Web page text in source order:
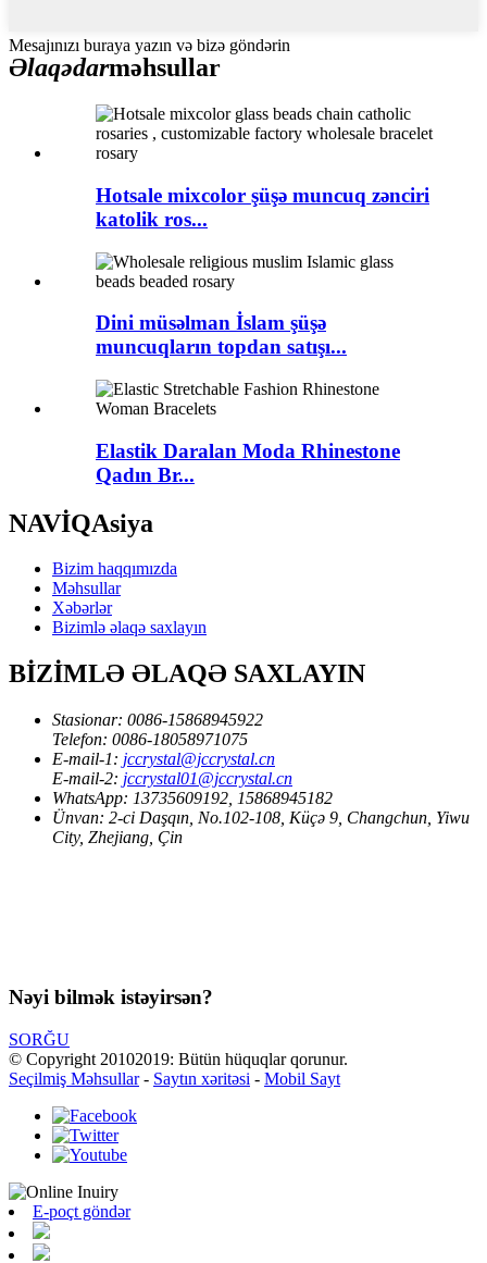
Mesajınızı buraya yazın və bizə göndərin
Əlaqədarməhsullar
Hotsale mixcolor şüşə muncuq zənciri
katolik ros...
Dini müsəlman İslam şüşə
muncuqların topdan satışı...
Elastik Daralan Moda Rhinestone
Qadın Br...
NAVİQAsiya
Bizim haqqımızda
Məhsullar
Xəbərlər
Bizimlə əlaqə saxlayın
BİZİMLƏ ƏLAQƏ SAXLAYIN
Stasionar: 0086-15868945922
Telefon: 0086-18058971075
E-mail-1: jccrystal@jccrystal.cn
E-mail-2: jccrystal01@jccrystal.cn
WhatsApp: 13735609192, 15868945182
Ünvan: 2-ci Daşqın, No.102-108, Küçə 9, Changchun, Yiwu
City, Zhejiang, Çin
Nəyi bilmək istəyirsən?
SORĞU
© Copyright 20102019: Bütün hüquqlar qorunur.
Seçilmiş Məhsullar- Saytın xəritəsi - Mobil Sayt
E-poçt göndər